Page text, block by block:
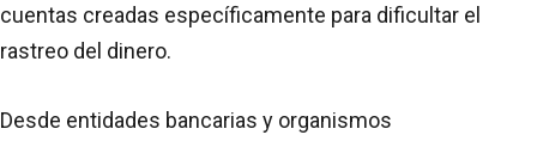
cuentas creadas específicamente para dificultar el
rastreo del dinero.
Desde entidades bancarias y organismos